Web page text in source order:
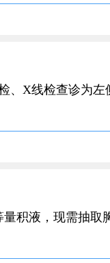
、X线检查诊为左
积液，现需抽取